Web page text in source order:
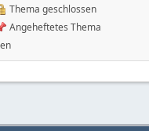
Thema geschlossen
Angeheftetes Thema